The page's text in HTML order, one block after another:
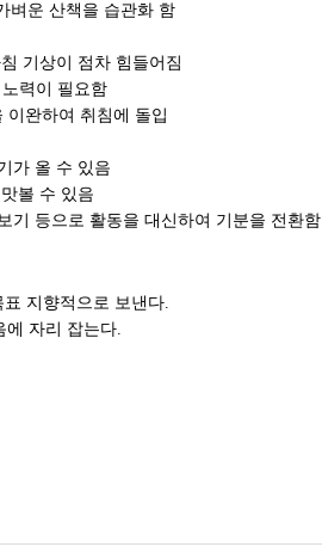
벼운 산책을 습관화 함
기상이 점차 힘들어짐
력이 필요함
완하여 취침에 돌입
가 올 수 있음
볼 수 있음
등으로 활동을 대신하여 기분을 전환함
지향적으로 보낸다.
에 자리 잡는다.